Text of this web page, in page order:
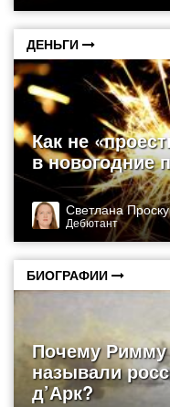
ДЕНЬГИ
Как не
в новогодние
Светлана
Дебютант
БИОГРАФИИ
Почему Римму
называли
д’Арк?